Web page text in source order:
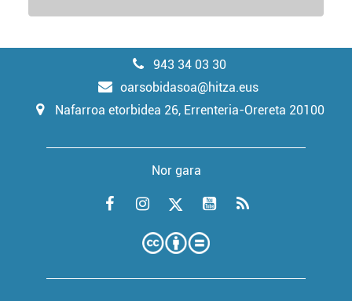
943 34 03 30
oarsobidasoa@hitza.eus
Nafarroa etorbidea 26, Errenteria-Orereta 20100
Nor gara